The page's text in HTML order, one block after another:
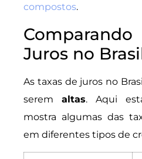
compostos.
Juros no
As taxas de juros no
serem altas. Aqui
mostra algumas das
em diferentes tipos de